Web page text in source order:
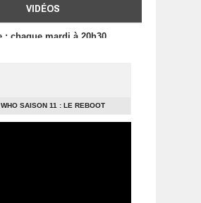
VIDÉOS
: chaque mardi à 20h30
SAISON 11 : LE REBOOT
LES NÉOPHYTES